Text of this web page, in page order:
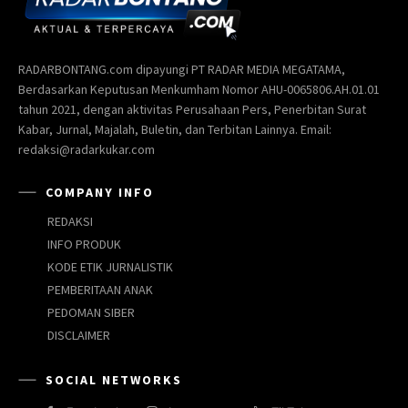
RADARBONTANG.com dipayungi PT RADAR MEDIA MEGATAMA,
Berdasarkan Keputusan Menkumham Nomor AHU-0065806.AH.01.01
tahun 2021, dengan aktivitas Perusahaan Pers, Penerbitan Surat
Kabar, Jurnal, Majalah, Buletin, dan Terbitan Lainnya. Email:
redaksi@radarkukar.com
COMPANY INFO
REDAKSI
INFO PRODUK
KODE ETIK JURNALISTIK
PEMBERITAAN ANAK
PEDOMAN SIBER
DISCLAIMER
SOCIAL NETWORKS